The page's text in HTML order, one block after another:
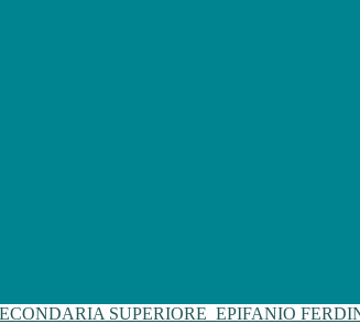
SUPERIORE EPIFANIO